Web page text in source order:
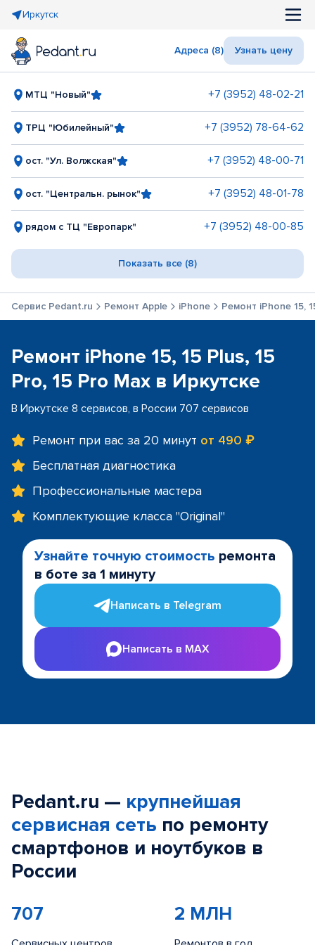
Иркутск
Адреса (8) Узнать цену
МТЦ "Новый" +7 (3952) 48-02-21
ТРЦ "Юбилейный" +7 (3952) 78-64-62
ост. "Ул. Волжская" +7 (3952) 48-00-71
ост. "Центральн. рынок" +7 (3952) 48-01-78
рядом с ТЦ "Европарк" +7 (3952) 48-00-85
Показать все (8)
Сервис Pedant.ru Ремонт Apple iPhone Ремонт iPhone 15,
Ремонт iPhone 15, 15 Plus, 15
Pro, 15 Pro Max в Иркутске
В Иркутске 8 сервисов, в России 707 сервисов
Ремонт при вас за 20 минут от 490 ₽
Бесплатная диагностика
Профессиональные мастера
Комплектующие класса "Original"
Узнайте точную стоимость ремонта
в боте за 1 минуту
Написать в Telegram
Написать в MAX
Pedant.ru — крупнейшая
сервисная сеть по ремонту
смартфонов и ноутбуков в
России
707 2 МЛН